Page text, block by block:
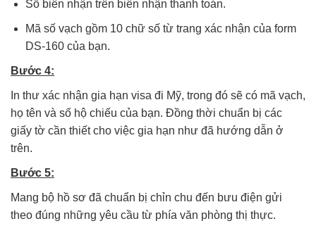
Số biên nhận trên biên nhận thanh toán.
Mã số vạch gồm 10 chữ số từ trang xác nhận của form
DS-160 của bạn.
Bước 4:
In thư xác nhận gia hạn visa đi Mỹ, trong đó sẽ có mã vạch,
họ tên và số hộ chiếu của bạn. Đồng thời chuẩn bị các
giấy tờ cần thiết cho việc gia hạn như đã hướng dẫn ở
trên.
Bước 5:
Mang bộ hồ sơ đã chuẩn bị chỉn chu đến bưu điện gửi
theo đúng những yêu cầu từ phía văn phòng thị thực.